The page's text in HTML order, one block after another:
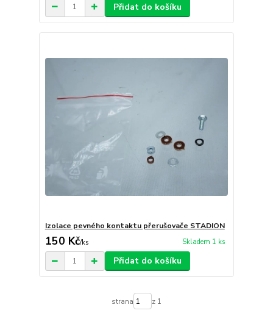
Přidat do košíku
Izolace pevného kontaktu přerušovače STADION
150 Kč/ks Skladem 1 ks
Přidat do košíku
strana z 1